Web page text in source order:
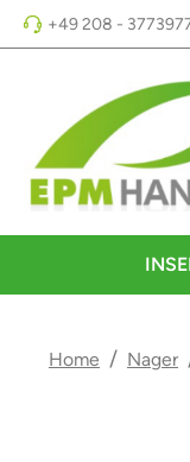
Hauptinhalt
Zur Suche springen
Zur+49 208 -
Home / Nager